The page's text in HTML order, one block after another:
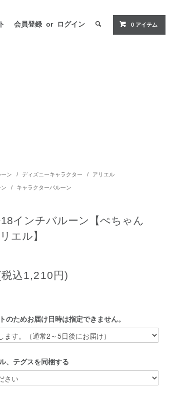
会員登録 or ログイン 0 アイテム
ン / ディズニーキャラクター / アリエル
/ キャラクターバルーン
インチバルーン【ぺちゃん
エル】
込1,210円)
のためお届け日時は指定できません。
、テグスを同梱する